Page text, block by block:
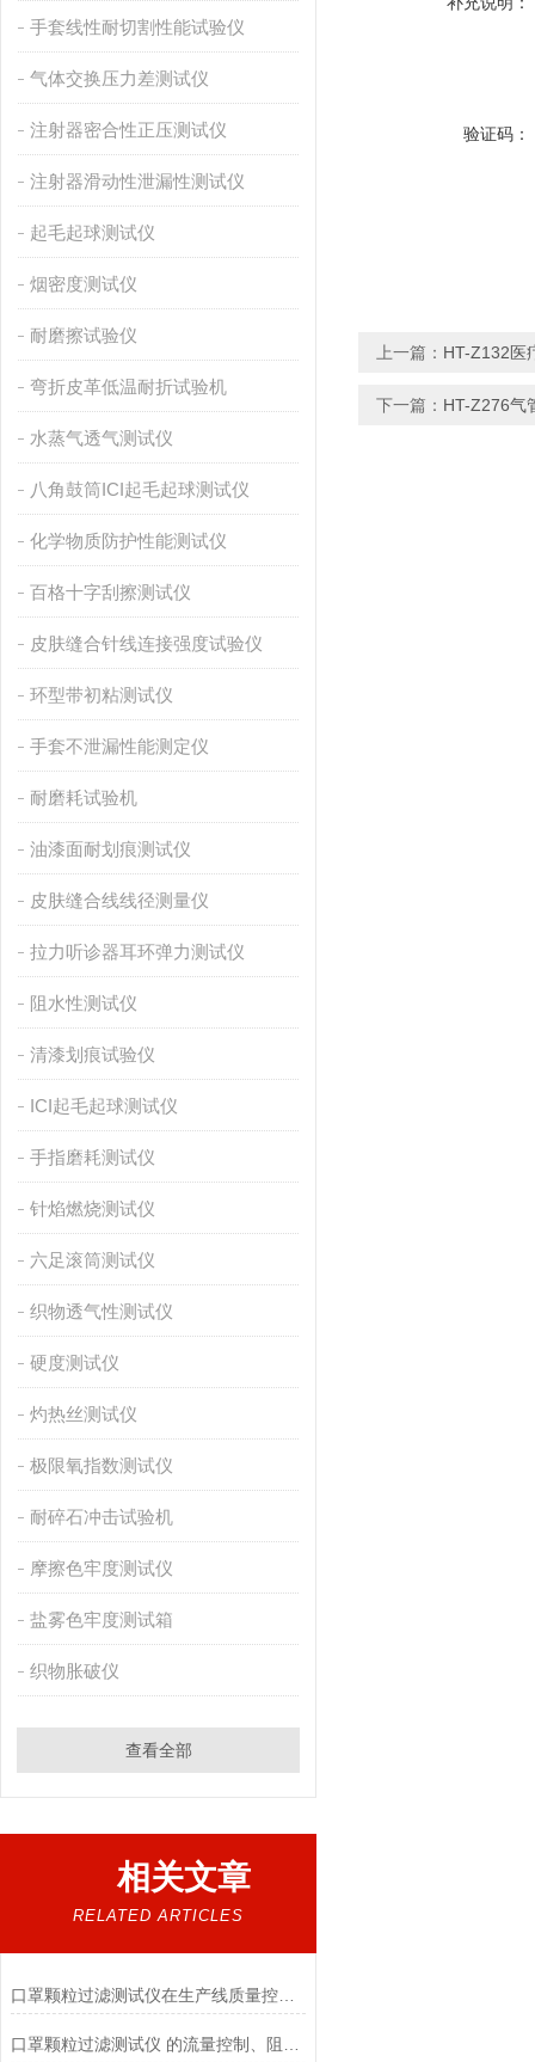
手套线性耐切割性能试验仪
气体交换压力差测试仪
注射器密合性正压测试仪
注射器滑动性泄漏性测试仪
起毛起球测试仪
烟密度测试仪
耐磨擦试验仪
弯折皮革低温耐折试验机
水蒸气透气测试仪
八角鼓筒ICI起毛起球测试仪
化学物质防护性能测试仪
百格十字刮擦测试仪
皮肤缝合针线连接强度试验仪
环型带初粘测试仪
手套不泄漏性能测定仪
耐磨耗试验机
油漆面耐划痕测试仪
皮肤缝合线线径测量仪
拉力听诊器耳环弹力测试仪
阻水性测试仪
清漆划痕试验仪
ICI起毛起球测试仪
手指磨耗测试仪
针焰燃烧测试仪
六足滚筒测试仪
织物透气性测试仪
硬度测试仪
灼热丝测试仪
极限氧指数测试仪
耐碎石冲击试验机
摩擦色牢度测试仪
盐雾色牢度测试箱
织物胀破仪
查看全部
相关文章
RELATED ARTICLES
口罩颗粒过滤测试仪在生产线质量控制与研发筛选中的实战价值
验证码：
上一篇： HT-Z132医
下一篇： HT-Z276气